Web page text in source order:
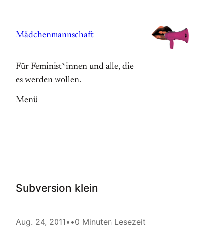
springen
Mädchenmannschaft
Für Feminist*innen und alle, die
es werden wollen.
Menü
Subversion klein
Aug. 24, 2011• •0 Minuten Lesezeit